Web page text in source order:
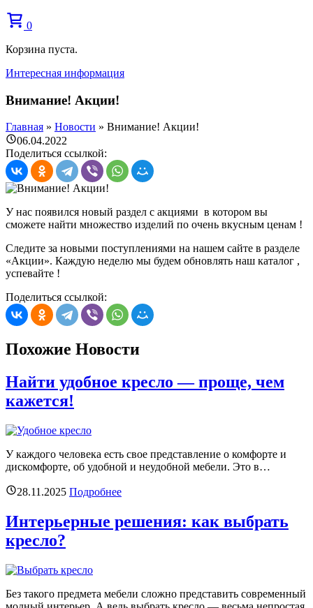
0
Корзина пуста.
Интересная информация
Внимание! Акции!
Главная » Новости » Внимание! Акции!
06.04.2022
Поделиться ссылкой:
У нас появился новый раздел с акциями в котором вы
сможете найти множество изделий по очень вкусным ценам !
Следите за новыми поступлениями на нашем сайте в разделе
«Акции». Каждую неделю мы будем обновлять наш каталог ,
успевайте !
Поделиться ссылкой:
Похожие Новости
Найти удобное кресло — проще, чем
кажется!
У каждого человека есть свое представление о комфорте и
дискомфорте, об удобной и неудобной мебели. Это в…
28.11.2025 Подробнее
Интерьерные решения: как выбрать
кресло?
Без такого предмета мебели сложно представить современный